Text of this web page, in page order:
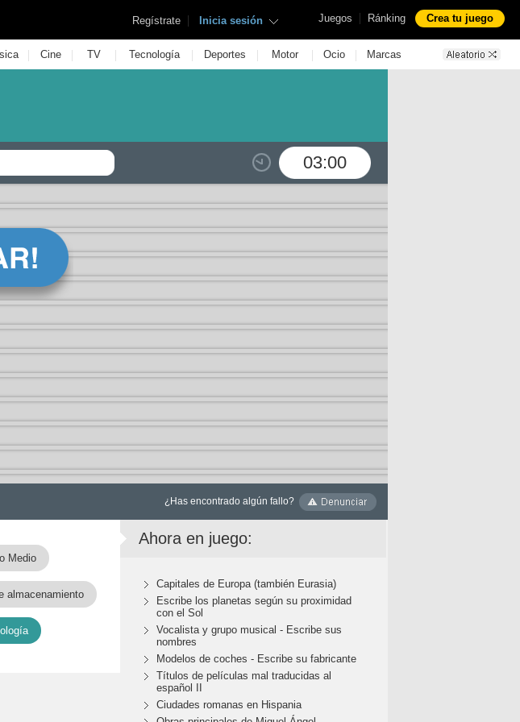
Juegos | Ránking Crea tu juego
Regístrate | Inicia sesión
| Cine | TV | Tecnología | Deportes | Motor | Ocio | Marcas
03:00
¿Has encontrado algún fallo?
Medio
almacenamiento
Ahora en juego:
Capitales de Europa (también Eurasia)
Escribe los planetas según su proximidad
con el Sol
Vocalista y grupo musical - Escribe sus
nombres
Modelos de coches - Escribe su fabricante
Títulos de películas mal traducidas al
español II
Ciudades romanas en Hispania